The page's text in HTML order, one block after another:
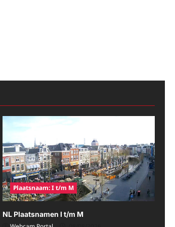
Plaatsnaam: I t/m M
NL Plaatsnamen I t/m M